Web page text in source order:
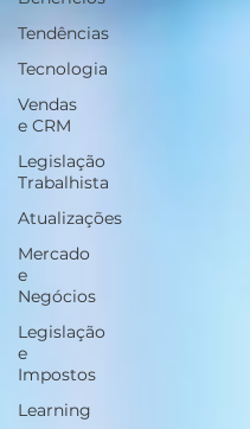
Tendências
Tecnologia
Vendas
e CRM
Legislação
Trabalhista
Atualizações
Mercado
e
Negócios
Legislação
e
Impostos
Learning